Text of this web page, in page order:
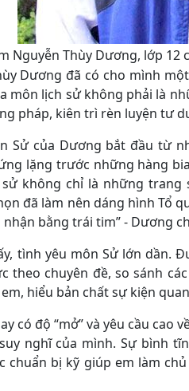
Nguyễn Thùy Dương, lớp 12
Dương đã có cho mình
môn lịch sử không phải là
pháp, kiên trì rèn luyện tư
Sử của Dương bắt đầu từ
lặng trước những hàng
không chỉ là những trang
đã làm nên dáng hình Tổ
nhận bằng trái tim” - Dương
tình yêu môn Sử lớn dần.
theo chuyên đề, so sánh
em, hiểu bản chất sự kiện
có độ “mở” và yêu cầu cao
nghĩ của mình. Sự bình
chuẩn bị kỹ giúp em làm